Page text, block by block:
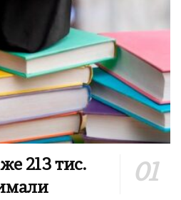
213 тис.